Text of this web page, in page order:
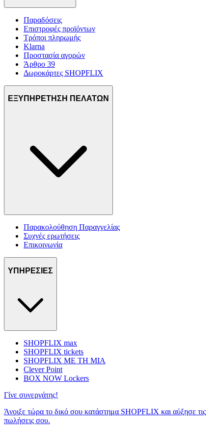
Παραδόσεις
Επιστροφές προϊόντων
Τρόποι πληρωμής
Klarna
Προστασία αγορών
Άρθρο 39
Δωροκάρτες SHOPFLIX
ΕΞΥΠΗΡΕΤΗΣΗ ΠΕΛΑΤΩΝ
Παρακολούθηση Παραγγελίας
Συχνές ερωτήσεις
Επικοινωνία
ΥΠΗΡΕΣΙΕΣ
SHOPFLIX max
SHOPFLIX tickets
SHOPFLIX ΜΕ ΤΗ ΜΙΑ
Clever Point
BOX NOW Lockers
Γίνε συνεργάτης!
Άνοιξε τώρα το δικό σου κατάστημα SHOPFLIX και αύξησε τις
πωλήσεις σου.